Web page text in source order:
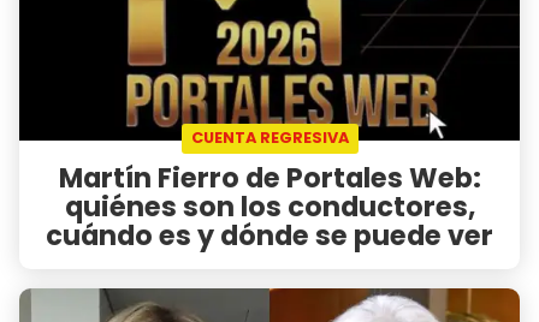
CUENTA REGRESIVA
Martín Fierro de Portales Web:
quiénes son los conductores,
cuándo es y dónde se puede ver